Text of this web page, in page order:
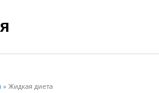
» Жидкая диета